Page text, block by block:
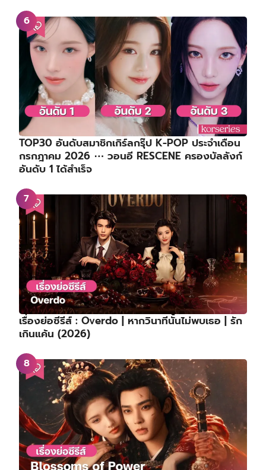
TOP30 อันดับสมาชิกเกิร์ลกรุ๊ป K-POP ประจำเดือน
กรกฎาคม 2026 ⋯ วอนอี RESCENE ครองบัลลังก์
อันดับ 1 ได้สำเร็จ
เรื่องย่อซีรีส์ : Overdo | หากวินาทีนั้นไม่พบเธอ | รัก
เกินแค้น (2026)